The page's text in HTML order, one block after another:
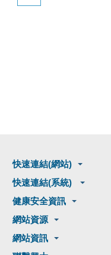
快速連結(網站)
快速連結(系統)
健康安全資訊
網站資源
網站資訊